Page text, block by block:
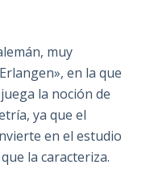
muy
en la que
la noción de
ya que el
en el estudio
la caracteriza.